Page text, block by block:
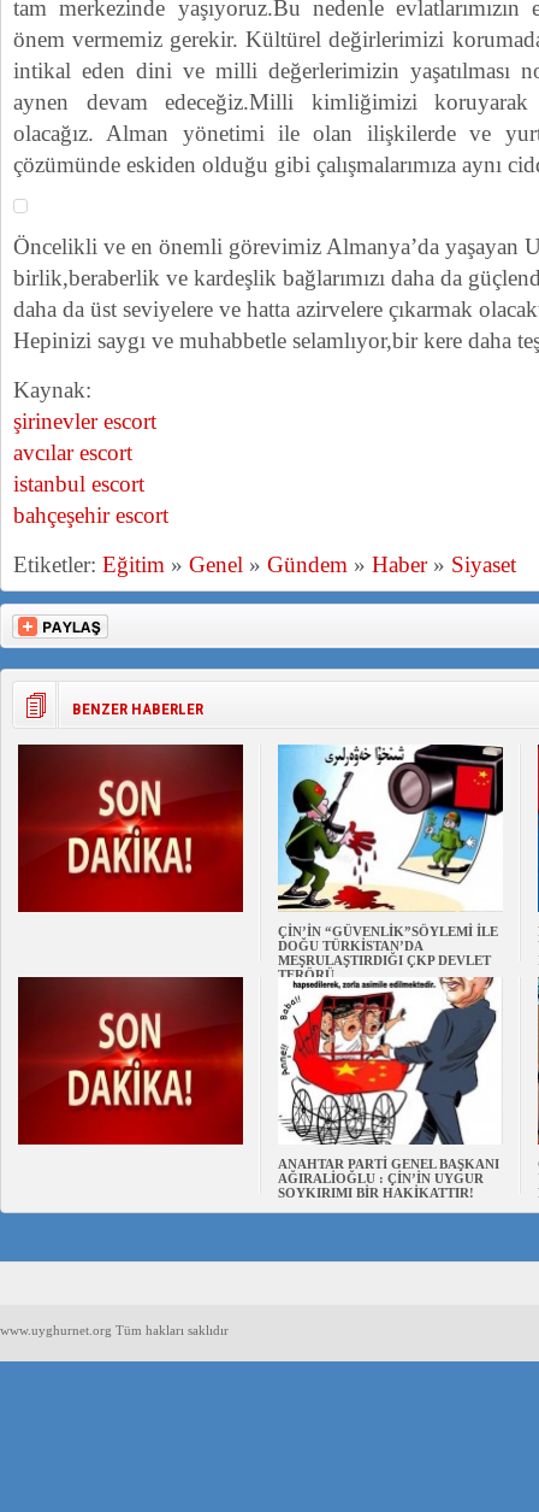
tam merkezinde yaşıyoruz.Bu nedenle
önem vermemiz gerekir. Kültürel değirlerimizi
intikal eden dini ve milli değerlerimizin yaşatılması
aynen devam edeceğiz.Milli kimliğimizi koruyarak
olacağız. Alman yönetimi ile olan ilişkilerde ve
çözümünde eskiden olduğu gibi çalışmalarımıza aynı
Öncelikli ve en önemli görevimiz Almanya’da yaşayan
birlik,beraberlik ve kardeşlik bağlarımızı daha da
daha da üst seviyelere ve hatta azirvelere çıkarmak
Hepinizi saygı ve muhabbetle selamlıyor,bir kere daha
Kaynak:
şirinevler escort
avcılar escort
istanbul escort
bahçeşehir escort
Etiketler: Eğitim » Genel » Gündem » Haber» Siyaset
BENZER HABERLER
ÇİN’İN “GÜVENLİK”SÖYLEMİ İLE
DOĞU TÜRKİSTAN’DA
MEŞRULAŞTIRDIĞI ÇKP DEVLET
TERÖRÜ
ANAHTAR PARTİ GENEL BAŞKANI
AĞIRALİOĞLU : ÇİN’İN UYGUR
SOYKIRIMI BİR HAKİKATTIR!
www.uyghurnet.org Tüm hakları saklıdır